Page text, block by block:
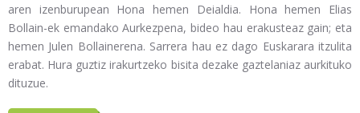
aren izenburupean Hona hemen Deialdia. Hona hemen Elias
Bollain-ek emandako Aurkezpena, bideo hau erakusteaz gain; eta
hemen Julen Bollainerena. Sarrera hau ez dago Euskarara itzulita
erabat. Hura guztiz irakurtzeko bisita dezake gaztelaniaz aurkituko
dituzue.